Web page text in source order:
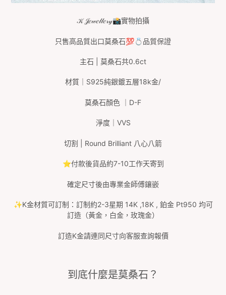
𝒦 𝒥𝑒𝓌𝑒𝓁𝓁𝑒𝓇𝓎📸實物拍攝
只售高品質出口莫桑石💯💍品質保證
主石 莫桑石共0.6ct
材質｜ S925純銀鍍五層18k金/
莫桑石顏色 D-F
淨度｜ VVS
切割 | Round Brilliant 八心八箭
⭐️付款後貨品約7-10工作天寄到
確定尺寸後由專業金師傅鑲嵌
✨K金材質可訂制：訂制約2-3星期 14K ,18K , 鉑金Pt950 均可
訂造（黃金，白金，玫瑰金）
訂造K金請連同尺寸向客服查詢報價
到底什麼是莫桑石？